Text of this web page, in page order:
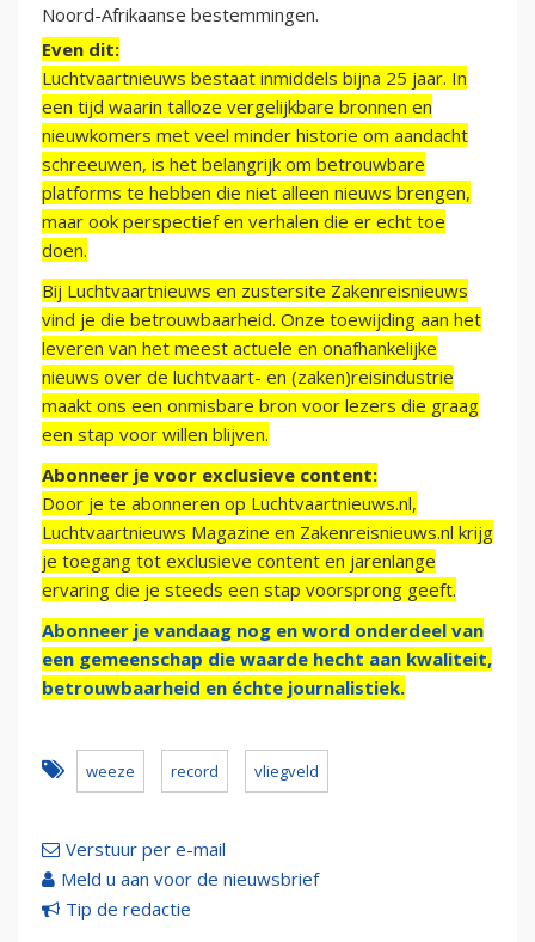
Noord-Afrikaanse bestemmingen.
Even dit:
Luchtvaartnieuws bestaat inmiddels bijna 25 jaar. In
een tijd waarin talloze vergelijkbare bronnen en
nieuwkomers met veel minder historie om aandacht
schreeuwen, is het belangrijk om betrouwbare
platforms te hebben die niet alleen nieuws brengen,
maar ook perspectief en verhalen die er echt toe
doen.
Bij Luchtvaartnieuws en zustersite Zakenreisnieuws
vind je die betrouwbaarheid. Onze toewijding aan het
leveren van het meest actuele en onafhankelijke
nieuws over de luchtvaart- en (zaken)reisindustrie
maakt ons een onmisbare bron voor lezers die graag
een stap voor willen blijven.
Abonneer je voor exclusieve content:
Door je te abonneren op Luchtvaartnieuws.nl,
Luchtvaartnieuws Magazine en Zakenreisnieuws.nl krijg
je toegang tot exclusieve content en jarenlange
ervaring die je steeds een stap voorsprong geeft.
Abonneer je vandaag nog en word onderdeel van
een gemeenschap die waarde hecht aan kwaliteit,
betrouwbaarheid en échte journalistiek.
weeze record vliegveld
Verstuur per e-mail
Meld u aan voor de nieuwsbrief
Tip de redactie